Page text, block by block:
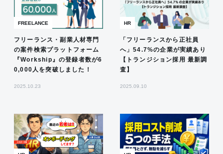
FREELANCE
フリーランス・副業人材専門
の案件検索プラットフォーム
『Workship』の登録者数が6
0,000人を突破しました！
2025.10.23
HR
「フリーランスから正社員
へ」54.7%の企業が実績あり
【トランジション採用 最新調
査】
2025.09.10